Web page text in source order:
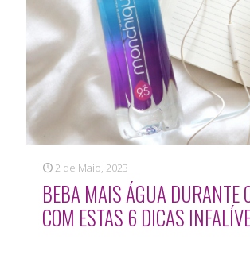
2 de Maio, 2023
BEBA MAIS ÁGUA DURANTE
COM ESTAS 6 DICAS